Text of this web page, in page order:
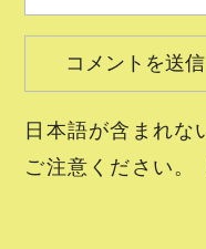
日本語が含まれな
ご注意ください。